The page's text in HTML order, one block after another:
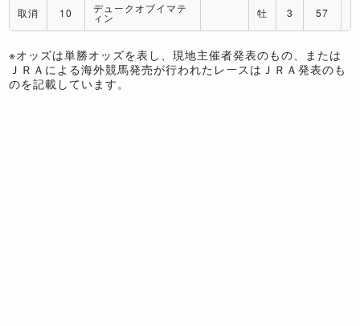
取消 10 デュークオブイマテ
ィン 牡 3 57
※オッズは単勝オッズを表し、現地主催者発表のもの、または
ＪＲＡによる海外競馬発売が行われたレースはＪＲＡ発表のも
のを記載しています。